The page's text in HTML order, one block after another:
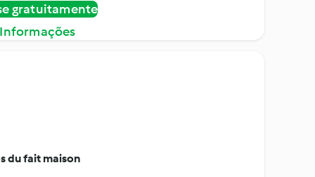
gratuitamente
du fait maison